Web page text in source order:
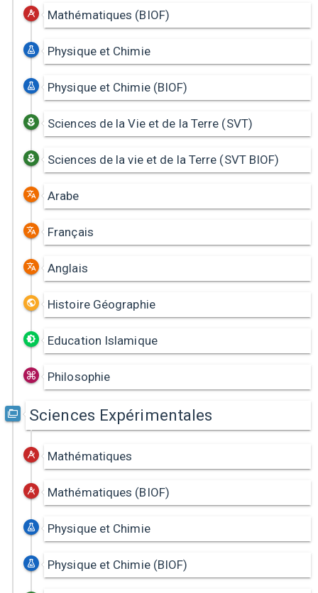
Mathématiques (BIOF)
Physique et Chimie
Physique et Chimie (BIOF)
Sciences de la Vie et de la Terre (SVT)
Sciences de la vie et de la Terre (SVT BIOF)
Arabe
Français
Anglais
Histoire Géographie
Education Islamique
Philosophie
Sciences Expérimentales
Mathématiques
Mathématiques (BIOF)
Physique et Chimie
Physique et Chimie (BIOF)